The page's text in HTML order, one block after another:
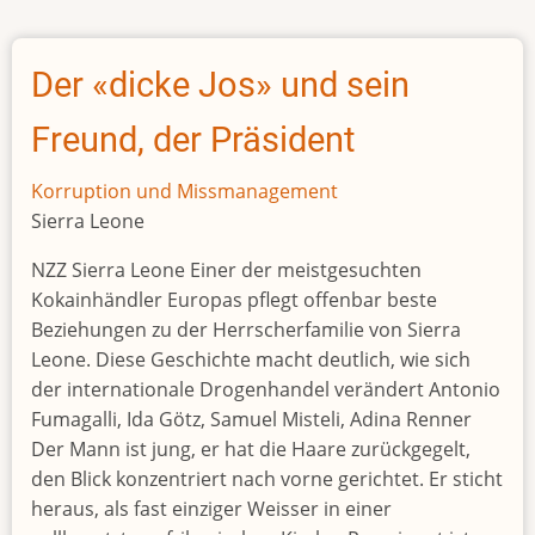
president
jailed
for
years
following
appeal
Der «dicke Jos» und sein
Freund, der Präsident
Korruption und Missmanagement
Sierra Leone
NZZ Sierra Leone Einer der meistgesuchten
Kokainhändler Europas pflegt offenbar beste
Beziehungen zu der Herrscherfamilie von Sierra
Leone. Diese Geschichte macht deutlich, wie sich
der internationale Drogenhandel verändert Antonio
Fumagalli, Ida Götz, Samuel Misteli, Adina Renner
Der Mann ist jung, er hat die Haare zurückgegelt,
den Blick konzentriert nach vorne gerichtet. Er sticht
heraus, als fast einziger Weisser in einer